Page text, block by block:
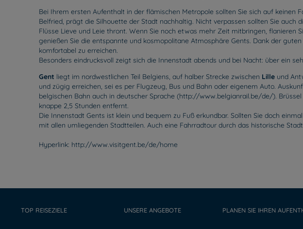
Bei Ihrem ersten Aufenthalt in der flämischen Metropole sollten Sie sich auf keinen
Belfried, prägt die Silhouette der Stadt nachhaltig. Nicht verpassen sollten Sie
Flüsse Lieve und Leie thront. Wenn Sie noch etwas mehr Zeit mitbringen, flanieren
genießen Sie die entspannte und kosmopolitane Atmosphäre Gents. Dank der
komfortabel zu erreichen.
Besonders eindrucksvoll zeigt sich die Innenstadt abends und bei Nacht: über ein
Gent liegt im nordwestlichen Teil Belgiens, auf halber Strecke zwischen Lille und
und zügig erreichen, sei es per Flugzeug, Bus und Bahn oder eigenem Auto.
belgischen Bahn auch in deutscher Sprache (http://www.belgianrail.be/de/).
knappe 2,5 Stunden entfernt.
Die Innenstadt Gents ist klein und bequem zu Fuß erkundbar. Sollten Sie doch
mit allen umliegenden Stadtteilen. Auch eine Fahrradtour durch das historische
Hyperlink: http://www.visitgent.be/de/home
TOP REISEZIELE UNSERE ANGEBOTE PLANEN SIE IHREN